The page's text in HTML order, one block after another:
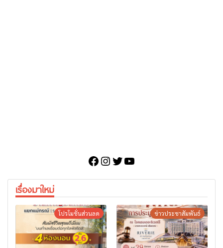
Facebook
Instagram
Twitter
YouTube
เรื่องมาใหม่
โปรโมชั่นส่วนลด ข่าวประชาสัมพันธ์